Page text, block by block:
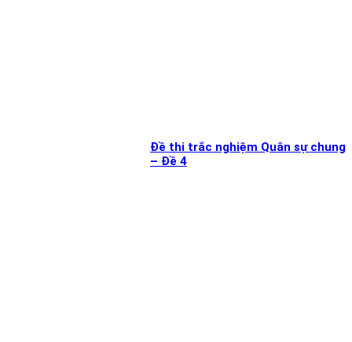
Đề thi trắc nghiệm Quân sự chung
– Đề 4